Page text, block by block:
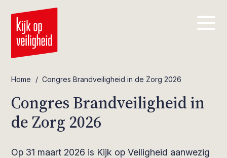
Home / Congres Brandveiligheid in de Zorg 2026
Congres Brandveiligheid in
de Zorg 2026
Op 31 maart 2026 is Kijk op Veiligheid aanwezig